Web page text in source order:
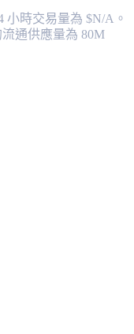
小時交易量為 $N/A。
通供應量為 80M